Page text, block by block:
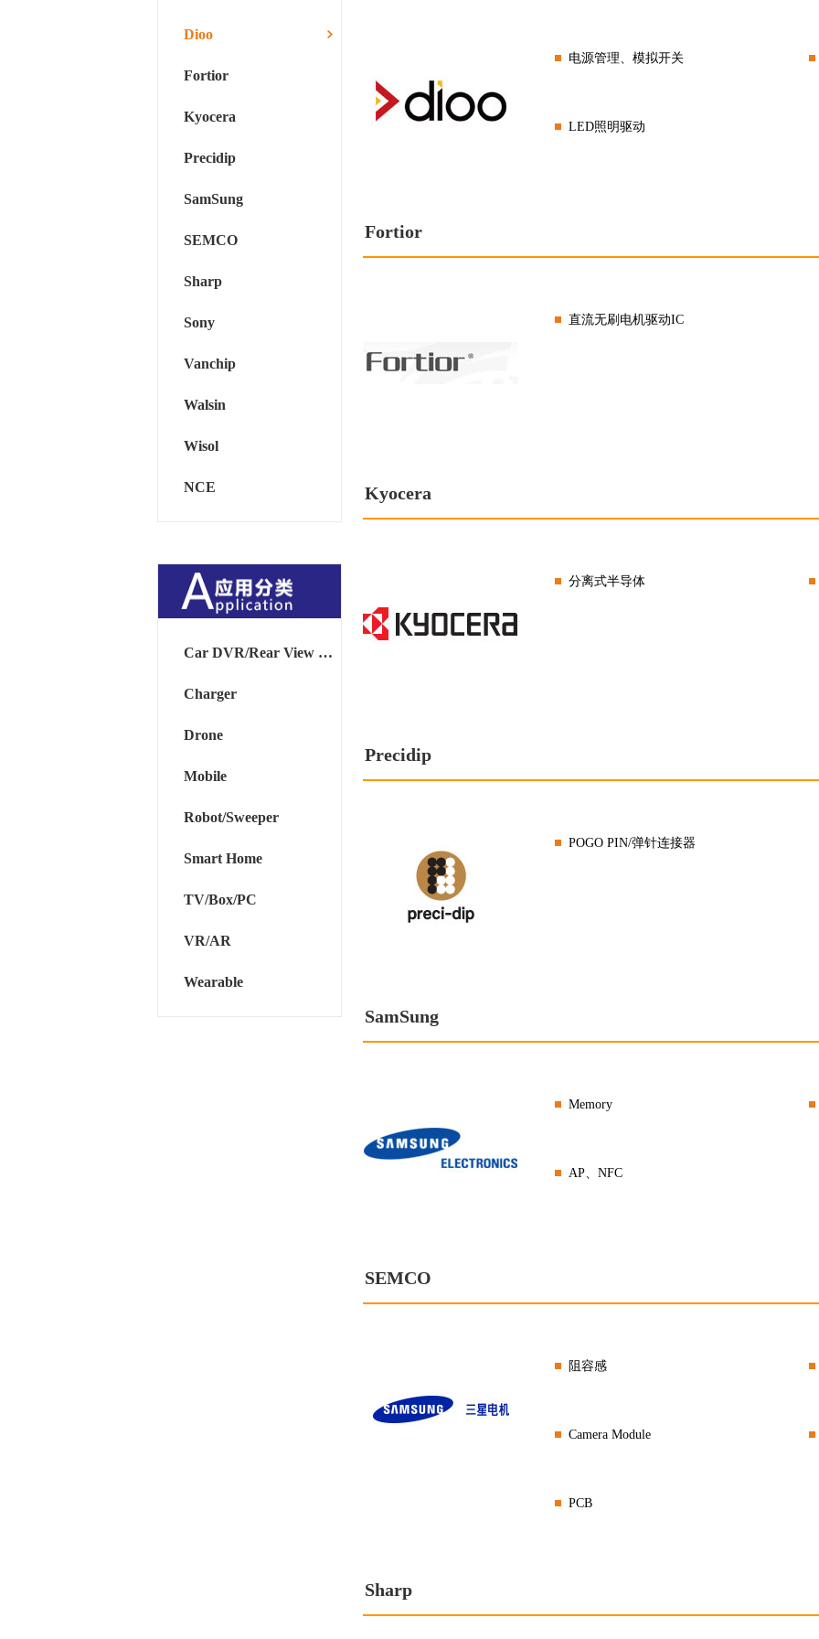
Dioo
Fortior
Kyocera
Precidip
SamSung
SEMCO
Sharp
Sony
Vanchip
Walsin
Wisol
NCE
Car DVR/Rear View Mirror
Charger
Drone
Mobile
Robot/Sweeper
Smart Home
TV/Box/PC
VR/AR
Wearable
电源管理、模拟开关
LED照明驱动
Fortior
直流无刷电机驱动IC
Kyocera
分离式半导体
Precidip
POGO PIN/弹针连接器
SamSung
Memory
AP、NFC
SEMCO
阻容感
Camera Module
PCB
Sharp